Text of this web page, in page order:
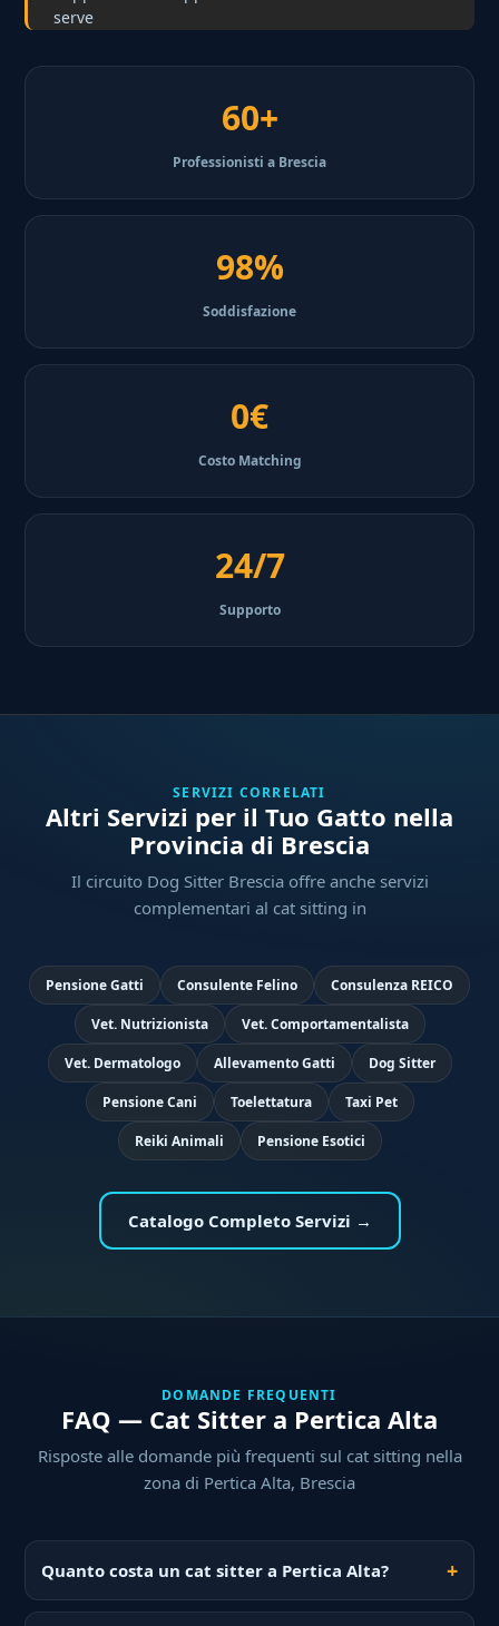
serve
60+
Professionisti a Brescia
98%
Soddisfazione
0€
Costo Matching
24/7
Supporto
SERVIZI CORRELATI
Altri Servizi per il Tuo Gatto nella
Provincia di Brescia
Il circuito Dog Sitter Brescia offre anche servizi
complementari al cat sitting in
Pensione Gatti Consulente Felino Consulenza REICO
Vet. Nutrizionista Vet. Comportamentalista
Vet. Dermatologo Allevamento Gatti Dog Sitter
Pensione Cani Toelettatura Taxi Pet
Reiki Animali Pensione Esotici
Catalogo Completo Servizi →
DOMANDE FREQUENTI
FAQ — Cat Sitter a Pertica Alta
Risposte alle domande più frequenti sul cat sitting nella
zona di Pertica Alta, Brescia
Quanto costa un cat sitter a Pertica Alta?